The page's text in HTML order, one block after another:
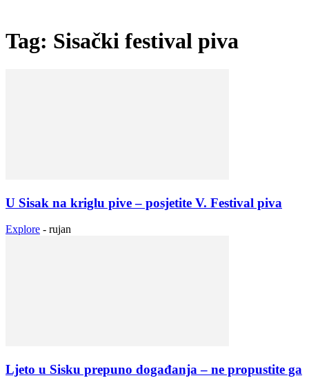
Tag: Sisački festival piva
U Sisak na kriglu pive – posjetite V. Festival piva
Explore - rujan
Ljeto u Sisku prepuno događanja – ne propustite ga